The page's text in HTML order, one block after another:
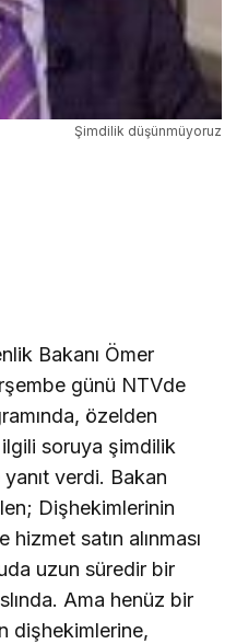
Şimdilik düşünmüyoruz
Bakanı Ömer
günü NTVde
özelden
soruya şimdilik
verdi. Bakan
Dişhekimlerinin
satın alınması
uzun süredir bir
Ama henüz bir
dişhekimlerine,